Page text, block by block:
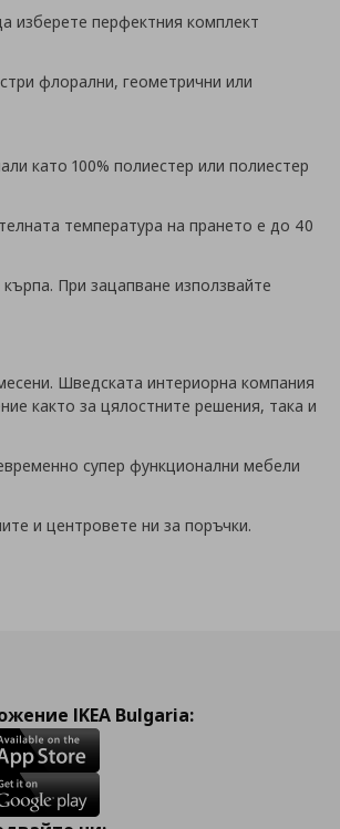
изберете перфектния комплект
флорални, геометрични или
като 100% полиестер или полиестер
температура на прането е до 40
При зацапване използвайте
Шведската интериорна компания
както за цялостните решения, така и
супер функционални мебели
и центровете ни за поръчки.
IKEA Bulgaria: